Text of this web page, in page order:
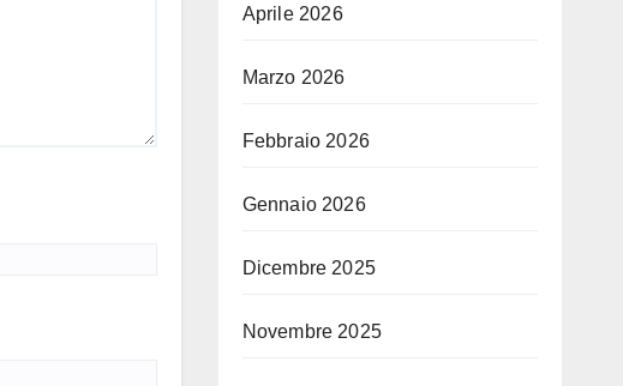
Aprile 2026
Marzo 2026
Febbraio 2026
Gennaio 2026
Dicembre 2025
Novembre 2025